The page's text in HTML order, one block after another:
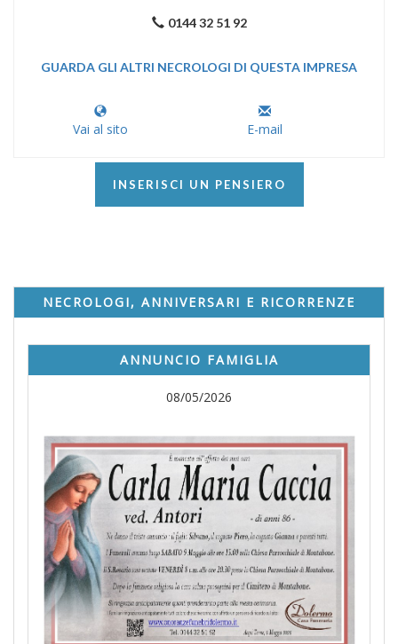
0144 32 51 92
GUARDA GLI ALTRI NECROLOGI DI QUESTA IMPRESA
Vai al sito E-mail
INSERISCI UN PENSIERO
NECROLOGI, ANNIVERSARI E RICORRENZE
ANNUNCIO FAMIGLIA
08/05/2026